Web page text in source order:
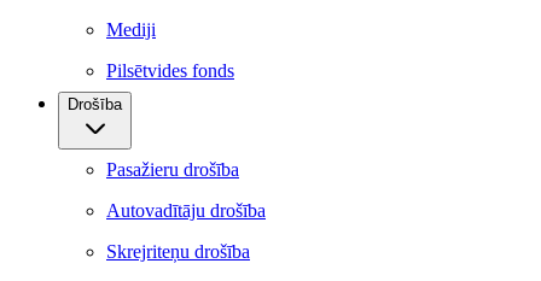
Mediji
Pilsētvides fonds
Drošība
Pasažieru drošība
Autovadītāju drošība
Skrejriteņu drošība